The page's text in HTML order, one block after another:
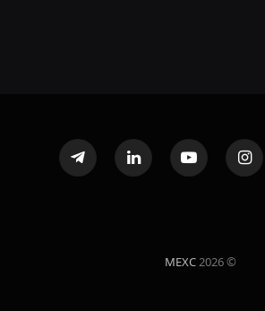
الانستغرام يوتيوب لينكدإن تيلقرام
© 2026
MEXC